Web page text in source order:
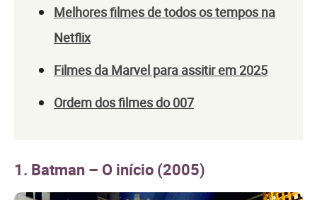
Melhores filmes de todos os tempos na
Netflix
Filmes da Marvel para assitir em 2025
Ordem dos filmes do 007
1. Batman – O início (2005)